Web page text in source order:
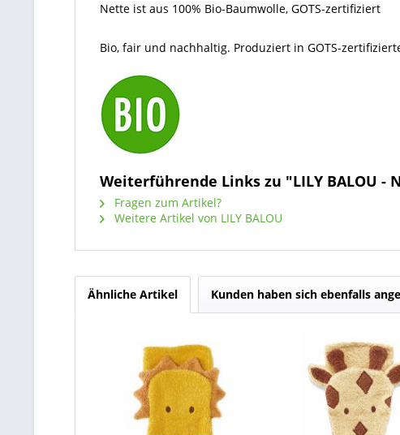
Nette ist aus 100% Bio-Baumwolle, GOTS-zertifiziert
Bio, fair und nachhaltig. Produziert in GOTS-
Weiterführende Links zu "LILY BALOU -
Fragen zum Artikel?
Weitere Artikel von LILY BALOU
Ähnliche Artikel Kunden haben sich ebenfalls